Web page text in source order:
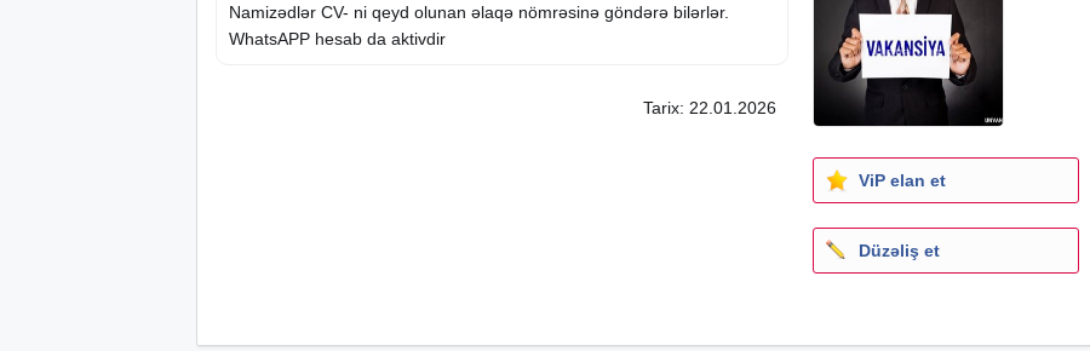
Namizədlər CV- ni qeyd olunan əlaqə nömrəsinə göndərə bilərlər.
WhatsAPP hesab da aktivdir
Tarix: 22.01.2026
ViP elan et
Düzəliş et